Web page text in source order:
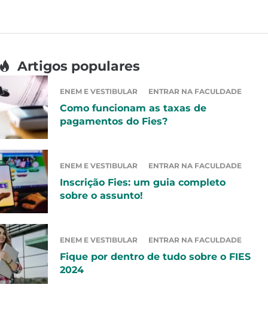
Artigos populares
ENEM E VESTIBULAR ENTRAR NA FACULDADE
Como funcionam as taxas de
pagamentos do Fies?
ENEM E VESTIBULAR ENTRAR NA FACULDADE
Inscrição Fies: um guia completo
sobre o assunto!
ENEM E VESTIBULAR ENTRAR NA FACULDADE
Fique por dentro de tudo sobre o FIES
2024